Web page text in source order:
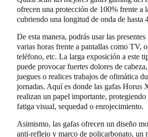
ofrecen una protección de 100% frente a
cubriendo una longitud de onda de hasta
De esta manera, podrás usar las presentes
varias horas frente a pantallas como TV,
teléfono, etc. La larga exposición a este
puede provocar fuertes dolores de
juegues o realices trabajos de ofimática
jornadas. Aquí es donde las gafas Horus
realizan un papel importante, protegiendo
fatiga visual, sequedad o enrojecimiento.
Asimismo, las gafas ofrecen un diseño
anti-reflejo y marco de policarbonato, un